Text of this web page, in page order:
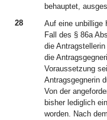
behauptet,
28
Auf eine unbillige
Fall des § 86a
die
die
Voraussetzung
Antragsgegnerin
Von der
bisher lediglich
worden. Nach